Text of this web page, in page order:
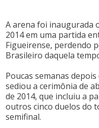
A arena foi inaugurada
2014 em uma partida
Figueirense, perdendo
Brasileiro daquela
Poucas semanas
sediou a cerimônia de
de 2014, que incluiu a
outros cinco duelos do
semifinal.